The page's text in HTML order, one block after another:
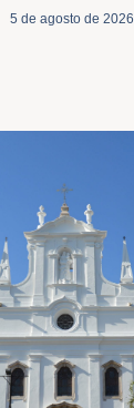
5 de agosto de 2026